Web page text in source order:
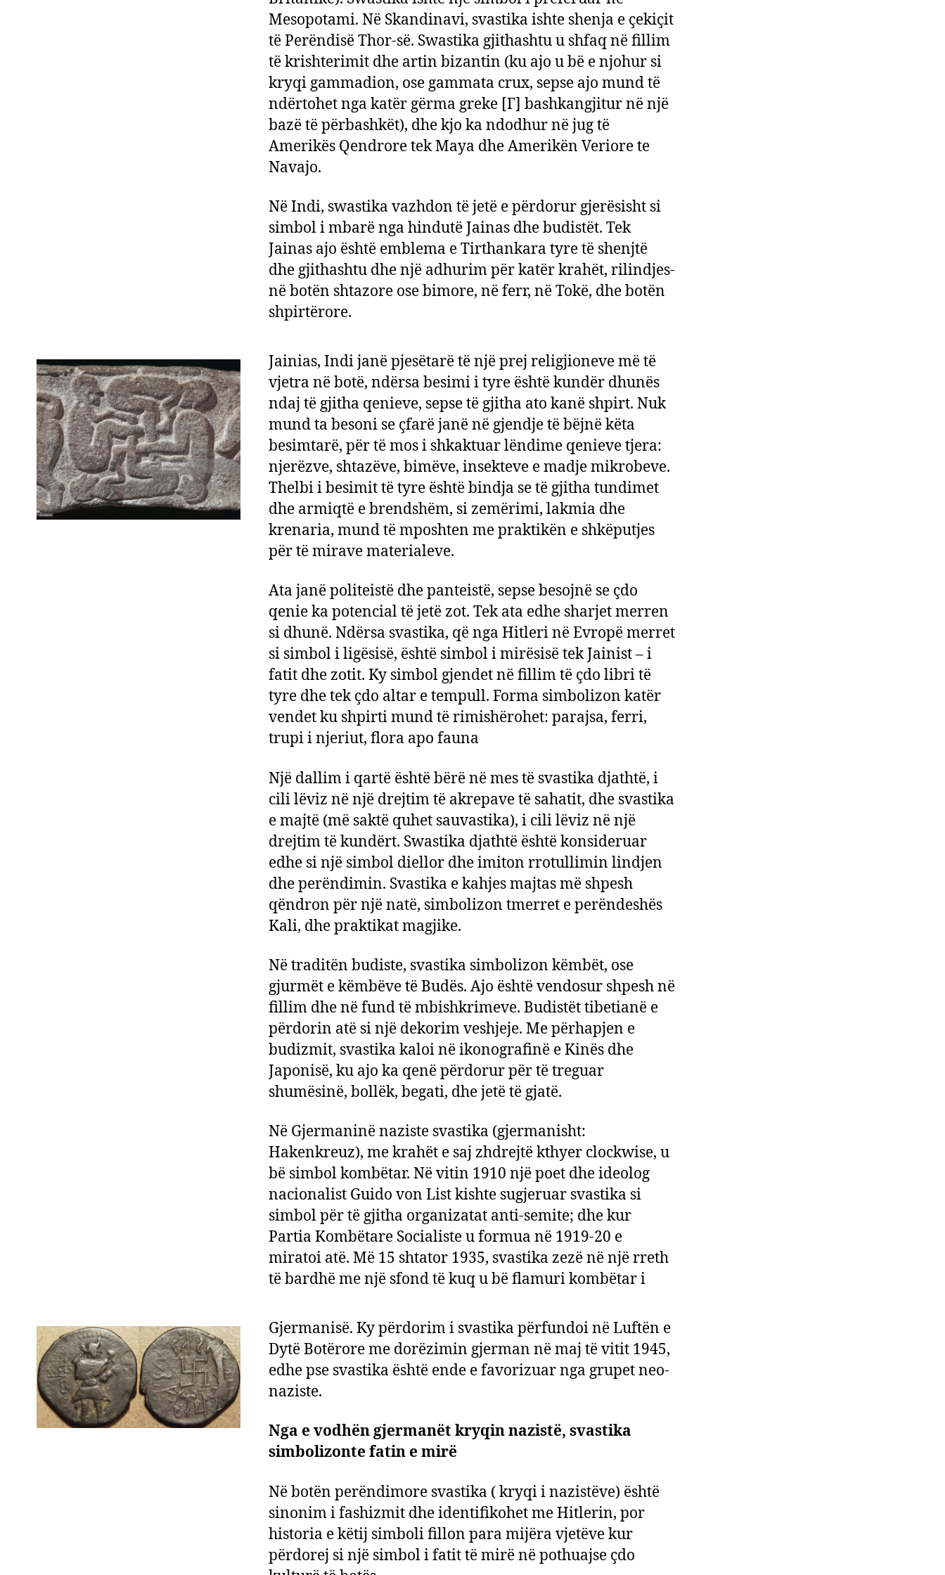
Mesopotami. Në Skandinavi, svastika ishte shenja e çekiçit
të Perëndisë Thor-së. Swastika gjithashtu u shfaq në fillim
të krishterimit dhe artin bizantin (ku ajo u bë e njohur si
kryqi gammadion, ose gammata crux, sepse ajo mund të
ndërtohet nga katër gërma greke [Γ] bashkangjitur në një
bazë të përbashkët), dhe kjo ka ndodhur në jug të
Amerikës Qendrore tek Maya dhe Amerikën Veriore te
Navajo.
Në Indi, swastika vazhdon të jetë e përdorur gjerësisht si
simbol i mbarë nga hindutë Jainas dhe budistët. Tek
Jainas ajo është emblema e Tirthankara tyre të shenjtë
dhe gjithashtu dhe një adhurim për katër krahët, rilindjes-
në botën shtazore ose bimore, në ferr, në Tokë, dhe botën
shpirtërore.
Jainias, Indi janë pjesëtarë të një prej religjioneve më të
vjetra në botë, ndërsa besimi i tyre është kundër dhunës
ndaj të gjitha qenieve, sepse të gjitha ato kanë shpirt. Nuk
mund ta besoni se çfarë janë në gjendje të bëjnë këta
besimtarë, për të mos i shkaktuar lëndime qenieve tjera:
njerëzve, shtazëve, bimëve, insekteve e madje mikrobeve.
Thelbi i besimit të tyre është bindja se të gjitha tundimet
dhe armiqtë e brendshëm, si zemërimi, lakmia dhe
krenaria, mund të mposhten me praktikën e shkëputjes
për të mirave materialeve.
Ata janë politeistë dhe panteistë, sepse besojnë se çdo
qenie ka potencial të jetë zot. Tek ata edhe sharjet merren
si dhunë. Ndërsa svastika, që nga Hitleri në Evropë merret
si simbol i ligësisë, është simbol i mirësisë tek Jainist – i
fatit dhe zotit. Ky simbol gjendet në fillim të çdo libri të
tyre dhe tek çdo altar e tempull. Forma simbolizon katër
vendet ku shpirti mund të rimishërohet: parajsa, ferri,
trupi i njeriut, flora apo fauna
Një dallim i qartë është bërë në mes të svastika djathtë, i
cili lëviz në një drejtim të akrepave të sahatit, dhe svastika
e majtë (më saktë quhet sauvastika), i cili lëviz në një
drejtim të kundërt. Swastika djathtë është konsideruar
edhe si një simbol diellor dhe imiton rrotullimin lindjen
dhe perëndimin. Svastika e kahjes majtas më shpesh
qëndron për një natë, simbolizon tmerret e perëndeshës
Kali, dhe praktikat magjike.
Në traditën budiste, svastika simbolizon këmbët, ose
gjurmët e këmbëve të Budës. Ajo është vendosur shpesh në
fillim dhe në fund të mbishkrimeve. Budistët tibetianë e
përdorin atë si një dekorim veshjeje. Me përhapjen e
budizmit, svastika kaloi në ikonografinë e Kinës dhe
Japonisë, ku ajo ka qenë përdorur për të treguar
shumësinë, bollëk, begati, dhe jetë të gjatë.
Në Gjermaninë naziste svastika (gjermanisht:
Hakenkreuz), me krahët e saj zhdrejtë kthyer clockwise, u
bë simbol kombëtar. Në vitin 1910 një poet dhe ideolog
nacionalist Guido von List kishte sugjeruar svastika si
simbol për të gjitha organizatat anti-semite; dhe kur
Partia Kombëtare Socialiste u formua në 1919-20 e
miratoi atë. Më 15 shtator 1935, svastika zezë në një rreth
të bardhë me një sfond të kuq u bë flamuri kombëtar i
Gjermanisë. Ky përdorim i svastika përfundoi në Luftën e
Dytë Botërore me dorëzimin gjerman në maj të vitit 1945,
edhe pse svastika është ende e favorizuar nga grupet neo-
naziste.
Nga e vodhën gjermanët kryqin nazistë, svastika
simbolizonte fatin e mirë
​Në botën perëndimore svastika ( kryqi i nazistëve) është
sinonim i fashizmit dhe identifikohet me Hitlerin, por
historia e këtij simboli fillon para mijëra vjetëve kur
përdorej si një simbol i fatit të mirë në pothuajse çdo